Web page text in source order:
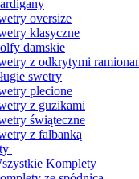
oversize
klasyczne
damskie
z odkrytymi
swetry
plecione
z guzikami
świąteczne
z falbanką
Komplety